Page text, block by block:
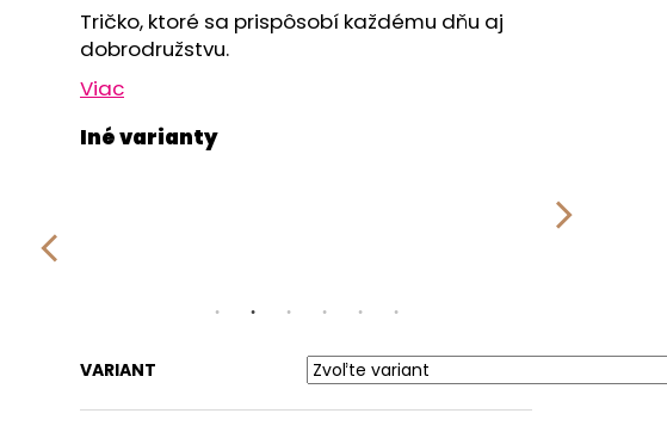
Tričko, ktoré sa prispôsobí každému dňu aj
dobrodružstvu.
Viac
VARIANT